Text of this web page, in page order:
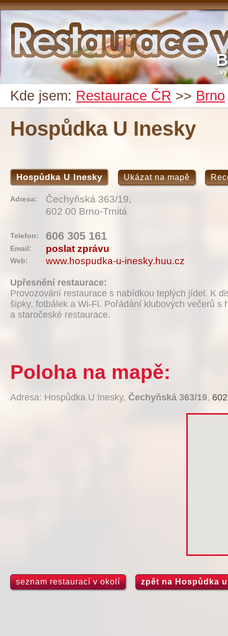
Kde jsem: Restaurace ČR >> Brno
Hospůdka U Inesky
Hospůdka U Inesky Ukázat na mapě
Adresa:
Čechyňská 363/19,
602 00 Brno-Trnitá
Telefon: 606 305 161
Email: poslat zprávu
Web: www.hospudka-u-inesky.huu.cz
Upřesnění restaurace:
Provozování restaurace s nabídkou teplých jídel. K
šipky, fotbálek a Wi-Fi. Pořádání klubových večerů s
a staročeské restaurace.
Poloha na mapě:
Adresa: Hospůdka U Inesky, Čechyňská 363/19,
seznam restaurací v okolí zpět na Hospůdka